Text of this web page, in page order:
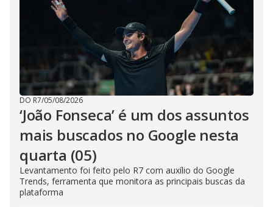
DO R7/05/08/2026
‘João Fonseca’ é um dos assuntos
mais buscados no Google nesta
quarta (05)
Levantamento foi feito pelo R7 com auxílio do Google
Trends, ferramenta que monitora as principais buscas da
plataforma